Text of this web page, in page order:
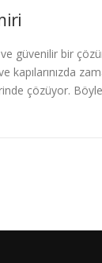
güvenilir bir
kapılarınızda
çözüyor.